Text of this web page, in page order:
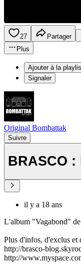
27 Partager
Plus
Ajouter à la
Signaler
Original Bombattak
Suivre
BRASCO :
il y a 18 ans
L'album "Vagabond"
Plus d'infos, d'exclus et
http://brasco-
http://